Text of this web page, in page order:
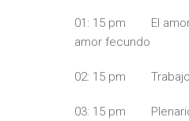
01: 15 pm El amor
amor fecundo
02: 15 pm Trabajo
03: 15 pm